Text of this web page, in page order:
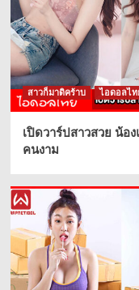
สาวก็มาดิคร้าบ ไอดอลไท
เปิดวาร์ปสาวสวย น้
คนงาม